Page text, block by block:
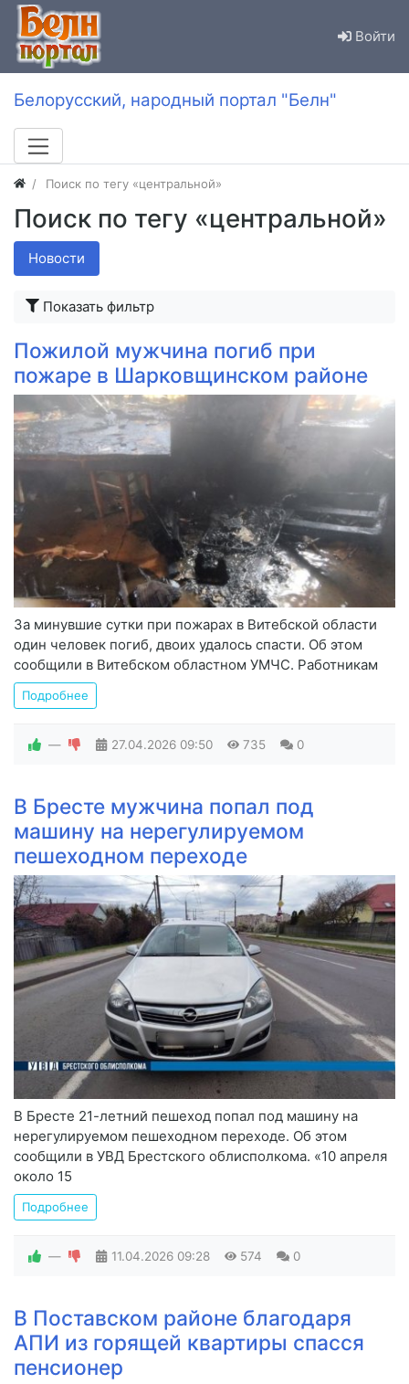
Войти
Белорусский, народный портал "Белн"
Поиск по тегу «центральной»
Поиск по тегу «центральной»
Новости
Показать фильтр
Пожилой мужчина погиб при
пожаре в Шарковщинском районе
За минувшие сутки при пожарах в Витебской области
один человек погиб, двоих удалось спасти. Об этом
сообщили в Витебском областном УМЧС. Работникам
Подробнее
— 27.04.2026 09:50 735 0
В Бресте мужчина попал под
машину на нерегулируемом
пешеходном переходе
В Бресте 21-летний пешеход попал под машину на
нерегулируемом пешеходном переходе. Об этом
сообщили в УВД Брестского облисполкома. «10 апреля
около 15
Подробнее
— 11.04.2026 09:28 574 0
В Поставском районе благодаря
АПИ из горящей квартиры спасся
пенсионер